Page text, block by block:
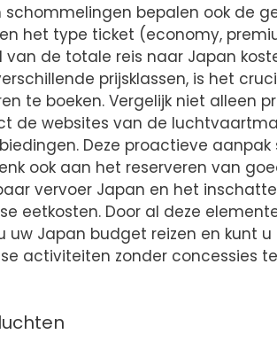
bepalen ook de
het type ticket (economy,
van de totale reis naar Japan
prijsklassen, is het
te boeken. Vergelijk niet alleen
de websites van de
Deze proactieve
ook aan het reserveren van
vervoer Japan en het
eetkosten. Door al deze
uw Japan budget reizen en kunt
activiteiten zonder concessies